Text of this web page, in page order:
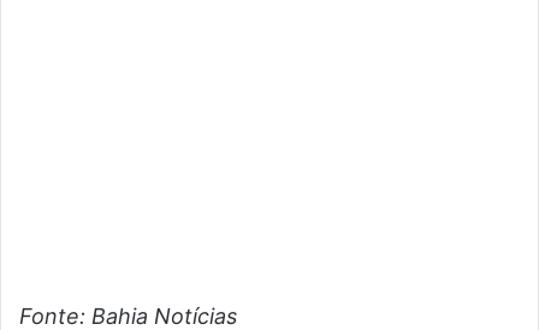
Fonte: Bahia Notícias